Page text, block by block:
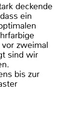
deckende
ein
zweimal
sind wir
bis zur